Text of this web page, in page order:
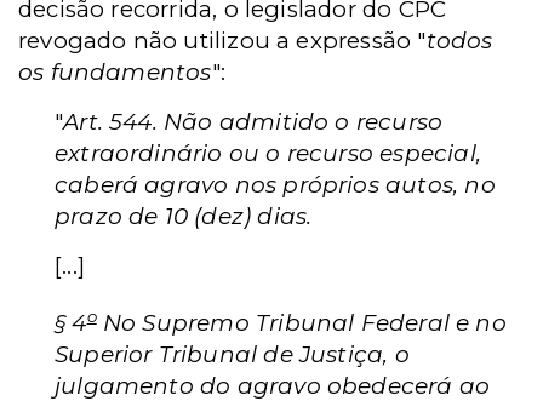
decisão recorrida, o legislador do CPC
revogado não utilizou a expressão "todos
os fundamentos":
"Art. 544. Não admitido o recurso
extraordinário ou o recurso especial,
caberá agravo nos próprios autos, no
prazo de 10 (dez) dias.
[...]
§ 4oNo Supremo Tribunal Federal e no
Superior Tribunal de Justiça, o
julgamento do agravo obedecerá ao